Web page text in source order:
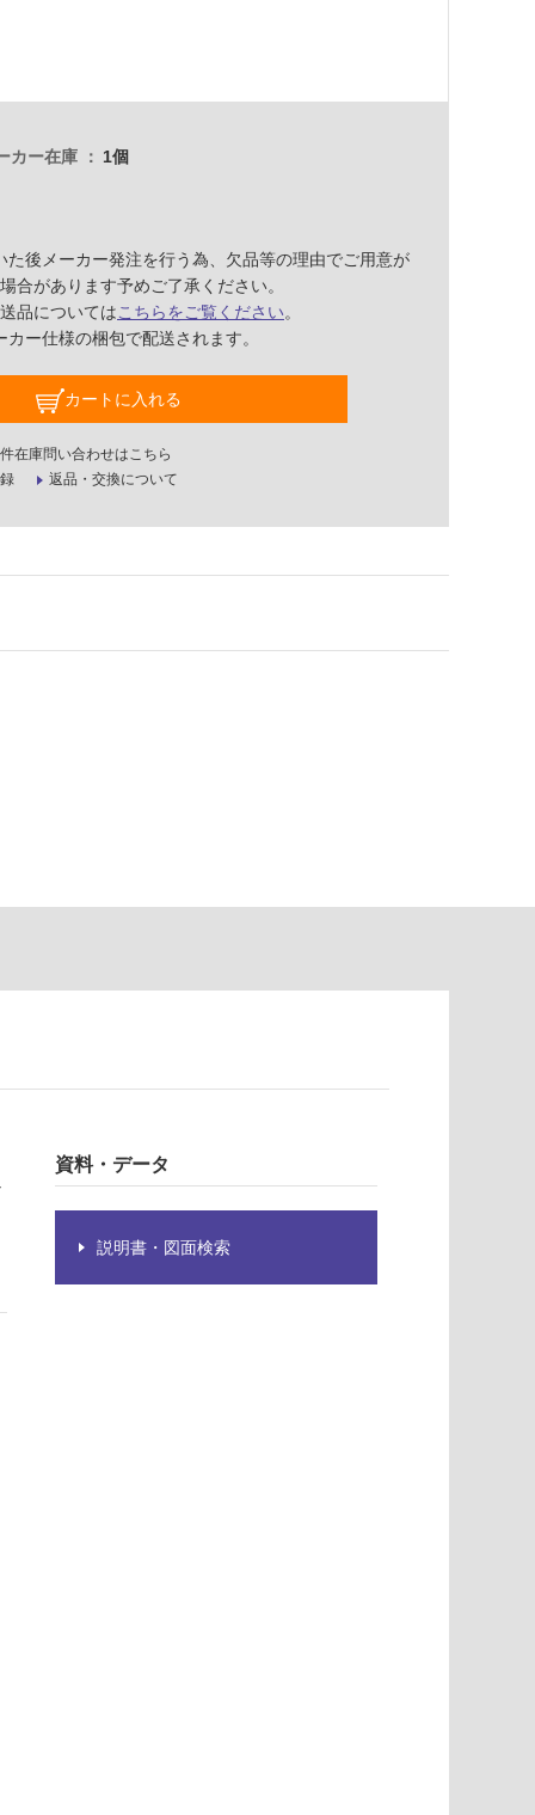
カー在庫 1個
た後メーカー発注を行う為、欠品等の理由でご用意が
合があります予めご了承ください。
品についてはこちらをご覧ください。
ー仕様の梱包で配送されます。
カートに入れる
在庫問い合わせはこちら
返品・交換について
資料・データ
説明書・図面検索